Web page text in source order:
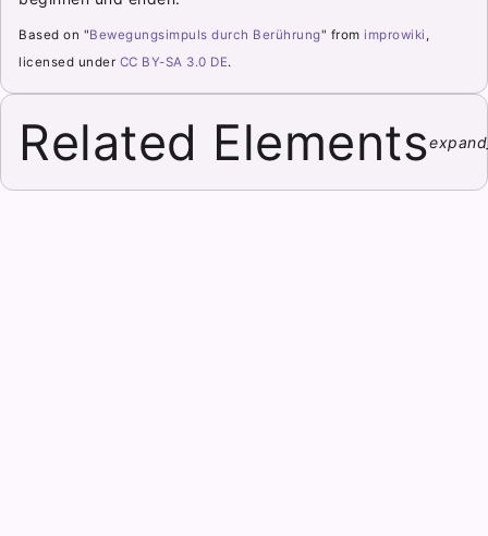
Based on "Bewegungsimpuls durch Berührung" from improwiki ,
licensed under CC BY-SA 3.0 DE.
Related Elements